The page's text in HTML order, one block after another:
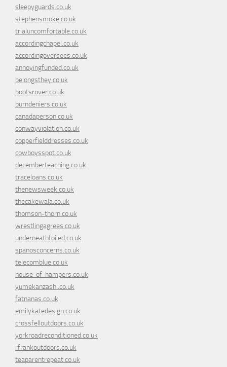
sleepyguards.co.uk
stephensmoke.co.uk
trialuncomfortable.co.uk
accordingchapel.co.uk
accordingoversees.co.uk
annoyingfunded.co.uk
belongsthey.co.uk
bootsrover.co.uk
burndeniers.co.uk
canadaperson.co.uk
conwayviolation.co.uk
copperfielddresses.co.uk
cowboysspot.co.uk
decemberteaching.co.uk
traceloans.co.uk
thenewsweek.co.uk
thecakewala.co.uk
thomson-thorn.co.uk
wrestlingagrees.co.uk
underneathfoiled.co.uk
spanosconcerns.co.uk
telecomblue.co.uk
house-of-hampers.co.uk
yumekanzashi.co.uk
fatnanas.co.uk
emilykatedesign.co.uk
crossfelloutdoors.co.uk
yorkroadreconditioned.co.uk
rfrankoutdoors.co.uk
teaparentrepeat.co.uk